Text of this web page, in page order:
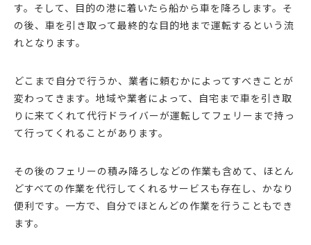
す。そして、目的の港に着いたら船から車を降ろします。そ
の後、車を引き取って最終的な目的地まで運転するという流
れとなります。
どこまで自分で行うか、業者に頼むかによってすべきことが
変わってきます。地域や業者によって、自宅まで車を引き取
りに来てくれて代行ドライバーが運転してフェリーまで持っ
て行ってくれることがあります。
その後のフェリーの積み降ろしなどの作業も含めて、ほとん
どすべての作業を代行してくれるサービスも存在し、かなり
便利です。一方で、自分でほとんどの作業を行うこともでき
ます。